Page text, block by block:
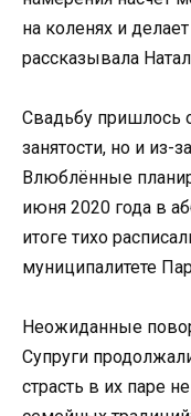
на коленях и
рассказывала
Свадьбу пришлось
занятости, но и из-
Влюблённые
июня 2020 года в
итоге тихо
муниципалитете
Неожиданные
Супруги
страсть в их паре